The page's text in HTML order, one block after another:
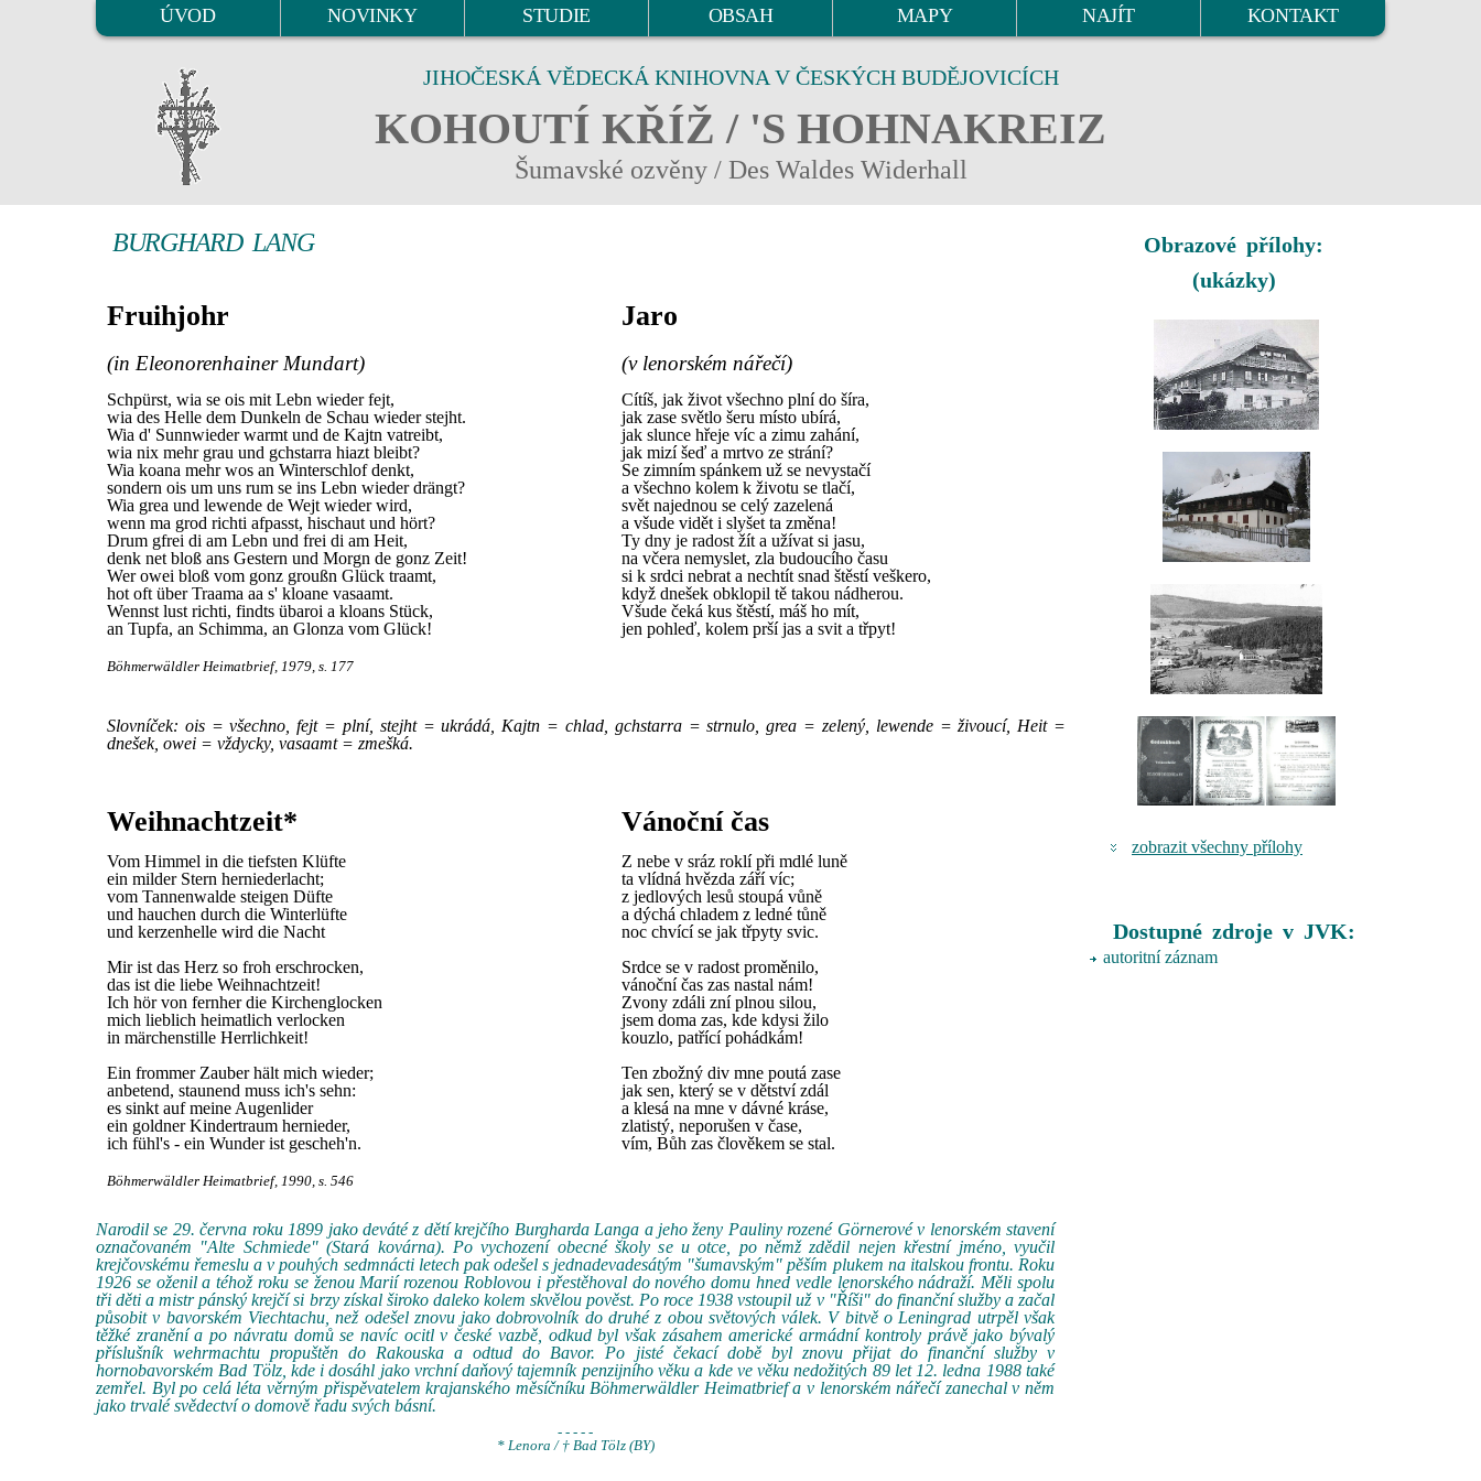
ÚVOD NOVINKY STUDIE OBSAH MAPY NAJÍT KONTAKT
JIHOČESKÁ VĚDECKÁ KNIHOVNA V ČESKÝCH BUDĚJOVICÍCH
KOHOUTÍ KŘÍŽ / 'S HOHNAKREIZ
Šumavské ozvěny / Des Waldes Widerhall
BURGHARD LANG
Fruihjohr
(in Eleonorenhainer Mundart)
Schpürst, wia se ois mit Lebn wieder fejt,
wia des Helle dem Dunkeln de Schau wieder stejht.
Wia d' Sunnwieder warmt und de Kajtn vatreibt,
wia nix mehr grau und gchstarra hiazt bleibt?
Wia koana mehr wos an Winterschlof denkt,
sondern ois um uns rum se ins Lebn wieder drängt?
Wia grea und lewende de Wejt wieder wird,
wenn ma grod richti afpasst, hischaut und hört?
Drum gfrei di am Lebn und frei di am Heit,
denk net bloß ans Gestern und Morgn de gonz Zeit!
Wer owei bloß vom gonz groußn Glück traamt,
hot oft über Traama aa s' kloane vasaamt.
Wennst lust richti, findts übaroi a kloans Stück,
an Tupfa, an Schimma, an Glonza vom Glück!
Jaro
(v lenorském nářečí)
Cítíš, jak život všechno plní do šíra,
jak zase světlo šeru místo ubírá,
jak slunce hřeje víc a zimu zahání,
jak mizí šeď a mrtvo ze strání?
Se zimním spánkem už se nevystačí
a všechno kolem k životu se tlačí,
svět najednou se celý zazelená
a všude vidět i slyšet ta změna!
Ty dny je radost žít a užívat si jasu,
na včera nemyslet, zla budoucího času
si k srdci nebrat a nechtít snad štěstí veškero,
když dnešek obklopil tě takou nádherou.
Všude čeká kus štěstí, máš ho mít,
jen pohleď, kolem prší jas a svit a třpyt!
Böhmerwäldler Heimatbrief, 1979, s. 177
Slovníček: ois = všechno, fejt = plní, stejht = ukrádá, Kajtn = chlad, gchstarra = strnulo, grea = zelený, lewende = živoucí, Heit =
dnešek, owei = vždycky, vasaamt = zmešká.
Weihnachtzeit*
Vom Himmel in die tiefsten Klüfte
ein milder Stern herniederlacht;
vom Tannenwalde steigen Düfte
und hauchen durch die Winterlüfte
und kerzenhelle wird die Nacht
Mir ist das Herz so froh erschrocken,
das ist die liebe Weihnachtzeit!
Ich hör von fernher die Kirchenglocken
mich lieblich heimatlich verlocken
in märchenstille Herrlichkeit!
Ein frommer Zauber hält mich wieder;
anbetend, staunend muss ich's sehn:
es sinkt auf meine Augenlider
ein goldner Kindertraum hernieder,
ich fühl's - ein Wunder ist gescheh'n.
Vánoční čas
Z nebe v sráz roklí při mdlé luně
ta vlídná hvězda září víc;
z jedlových lesů stoupá vůně
a dýchá chladem z ledné tůně
noc chvící se jak třpyty svic.
Srdce se v radost proměnilo,
vánoční čas zas nastal nám!
Zvony zdáli zní plnou silou,
jsem doma zas, kde kdysi žilo
kouzlo, patřící pohádkám!
Ten zbožný div mne poutá zase
jak sen, který se v dětství zdál
a klesá na mne v dávné kráse,
zlatistý, neporušen v čase,
vím, Bůh zas člověkem se stal.
Böhmerwäldler Heimatbrief, 1990, s. 546
Narodil se 29. června roku 1899 jako deváté z dětí krejčího Burgharda Langa a jeho ženy Pauliny rozené Görnerové v lenorském stavení
označovaném "Alte Schmiede" (Stará kovárna). Po vychození obecné školy se u otce, po němž zdědil nejen křestní jméno, vyučil
krejčovskému řemeslu a v pouhých sedmnácti letech pak odešel s jednadevadesátým "šumavským" pěším plukem na italskou frontu. Roku
1926 se oženil a téhož roku se ženou Marií rozenou Roblovou i přestěhoval do nového domu hned vedle lenorského nádraží. Měli spolu
tři děti a mistr pánský krejčí si brzy získal široko daleko kolem skvělou pověst. Po roce 1938 vstoupil už v "Říši" do finanční služby a začal
působit v bavorském Viechtachu, než odešel znovu jako dobrovolník do druhé z obou světových válek. V bitvě o Leningrad utrpěl však
těžké zranění a po návratu domů se navíc ocitl v české vazbě, odkud byl však zásahem americké armádní kontroly právě jako bývalý
příslušník wehrmachtu propuštěn do Rakouska a odtud do Bavor. Po jisté čekací době byl znovu přijat do finanční služby v
hornobavorském Bad Tölz, kde i dosáhl jako vrchní daňový tajemník penzijního věku a kde ve věku nedožitých 89 let 12. ledna 1988 také
zemřel. Byl po celá léta věrným přispěvatelem krajanského měsíčníku Böhmerwäldler Heimatbrief a v lenorském nářečí zanechal v něm
jako trvalé svědectví o domově řadu svých básní.
- - - - -
* Lenora / † Bad Tölz (BY)
Obrazové přílohy:
(ukázky)
zobrazit všechny přílohy
Dostupné zdroje v JVK:
autoritní záznam